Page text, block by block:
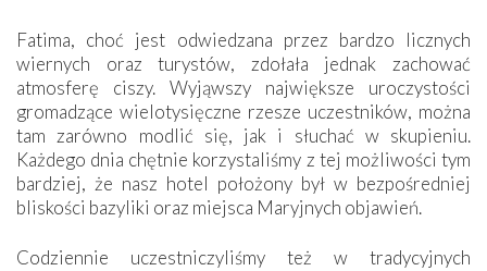
Fatima, choć jest odwiedzana przez bardzo licznych
wiernych oraz turystów, zdołała jednak zachować
atmosferę ciszy. Wyjąwszy największe uroczystości
gromadzące wielotysięczne rzesze uczestników, można
tam zarówno modlić się, jak i słuchać w skupieniu.
Każdego dnia chętnie korzystaliśmy z tej możliwości tym
bardziej, że nasz hotel położony był w bezpośredniej
bliskości bazyliki oraz miejsca Maryjnych objawień.
Codziennie uczestniczyliśmy też w tradycyjnych